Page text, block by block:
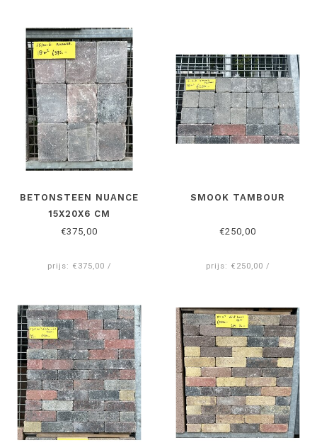
BETONSTEEN NUANCE
15X20X6 CM
€375,00
prijs: €375,00 /
SMOOK TAMBOUR
€250,00
prijs: €250,00 /